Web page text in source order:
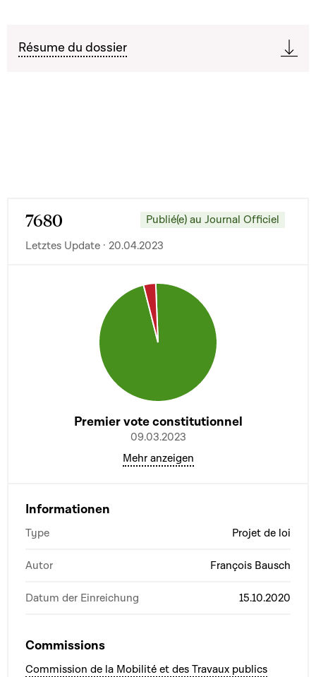
Résume du dossier
7680
Publié(e) au Journal Officiel
Letztes Update · 20.04.2023
Premier vote constitutionnel
09.03.2023
Mehr anzeigen
Informationen
Type Projet de loi
Autor François Bausch
Datum der Einreichung 15.10.2020
Commissions
Commission de la Mobilité et des Travaux publics